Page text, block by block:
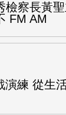
檢察長黃
FM AM
演練 從生